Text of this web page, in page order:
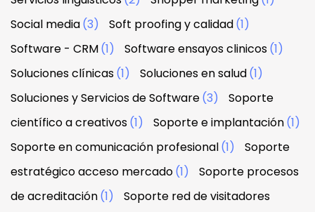
Social media(3) Soft proofing y calidad(1)
Software - CRM(1) Software ensayos clinicos(1)
Soluciones clínicas(1) Soluciones en salud(1)
Soluciones y Servicios de Software(3)
Soporte
científico a creativos(1) Soporte e implantación(1)
Soporte en comunicación profesional(1)
Soporte
estratégico acceso mercado(1)
Soporte procesos
de acreditación(1)
Soporte red de visitadores